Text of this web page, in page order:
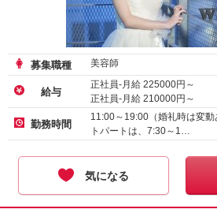
募集職種 美容師
給与
正社員-月給 225000円～
正社員-月給 210000円～
アルバイト・パート-時給
勤務時間
11:00～19:00（婚礼時は変
トパートは、7:30～1…
気になる